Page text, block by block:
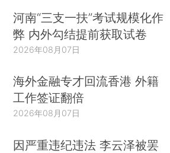
河南“三支一扶”考试规模化作
弊 内外勾结提前获取试卷
2026年08月07日
海外金融专才回流香港 外籍
工作签证翻倍
2026年08月07日
因严重违纪违法 李云泽被罢